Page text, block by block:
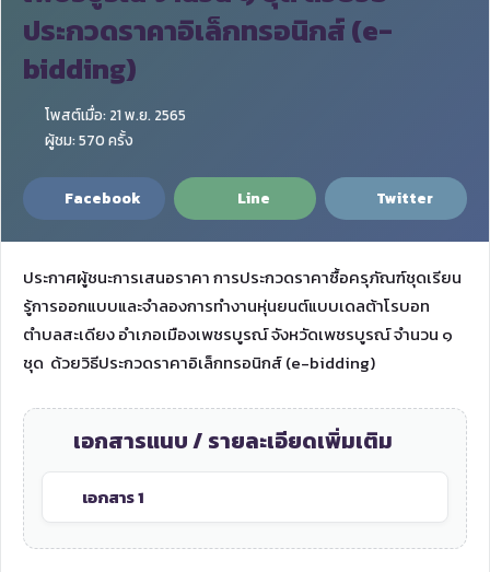
ประกวดราคาอิเล็กทรอนิกส์ (e-
bidding)
โพสต์เมื่อ: 21 พ.ย. 2565
ผู้ชม: 570 ครั้ง
Facebook Line Twitter
ประกาศผู้ชนะการเสนอราคา การประกวดราคาซื้อครุภัณฑ์ชุดเรียน
รู้การออกแบบและจำลองการทำงานหุ่นยนต์แบบเดลต้าโรบอท
ตำบลสะเดียง อำเภอเมืองเพชรบูรณ์ จังหวัดเพชรบูรณ์ จำนวน ๑
ชุด ด้วยวิธีประกวดราคาอิเล็กทรอนิกส์ (e-bidding)
เอกสารแนบ / รายละเอียดเพิ่มเติม
เอกสาร 1